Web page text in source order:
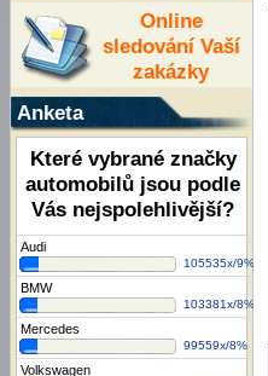
Online
sledování Vaší
zakázky
Anketa
Které vybrané značky
automobilů jsou podle
Vás nejspolehlivější?
Audi
105535x/9%
BMW
103381x/8%
Mercedes
99559x/8%
Volkswagen